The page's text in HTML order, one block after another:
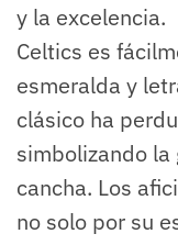
y la
Celtics es
esmeralda y
clásico ha
simbolizando la
cancha. Los
no solo por su